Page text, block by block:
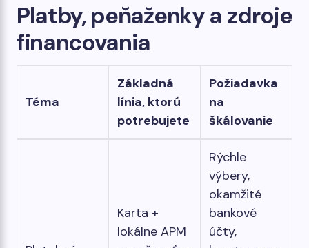
Platby, peňaženky a zdroje
financovania
Téma
Základná
línia, ktorú
potrebujete
Požiadavka
na
škálovanie
Karta +
lokálne APM
Rýchle
výbery,
okamžité
bankové
účty,